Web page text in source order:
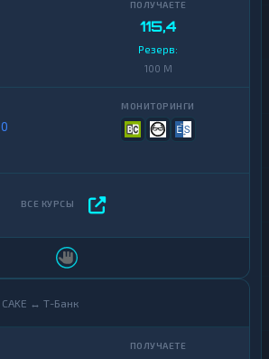
115,4
Резерв:
100 M
0
CAKE ↔ Т-Банк